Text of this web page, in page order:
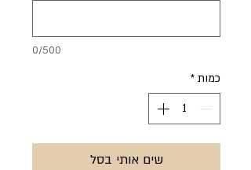
0/500
כמות *
שים אותי בסל